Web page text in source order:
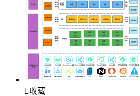
收藏